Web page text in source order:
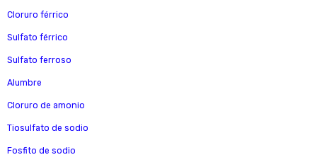
Cloruro férrico
Sulfato férrico
Sulfato ferroso
Alumbre
Cloruro de amonio
Tiosulfato de sodio
Fosfito de sodio